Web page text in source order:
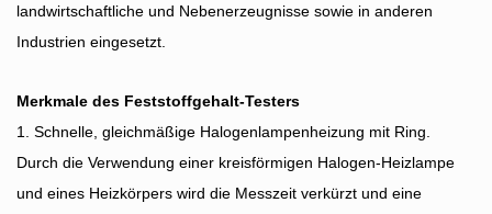
landwirtschaftliche und Nebenerzeugnisse sowie in anderen
Industrien eingesetzt.
Merkmale des Feststoffgehalt-Testers
1. Schnelle, gleichmäßige Halogenlampenheizung mit Ring.
Durch die Verwendung einer kreisförmigen Halogen-Heizlampe
und eines Heizkörpers wird die Messzeit verkürzt und eine